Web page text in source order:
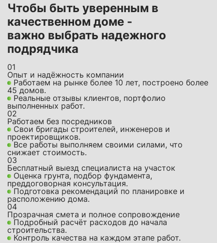
Чтобы быть уверенным в
качественном доме -
важно выбрать надежного
подрядчика
01
Опыт и надёжность компании
Работаем на рынке более 10 лет, построено более
45 домов.
Реальные отзывы клиентов, портфолио
выполненных работ.
02
Работаем без посредников
Свои бригады строителей, инженеров и
проектировщиков.
Все работы выполняем своими силами, что
снижает стоимость.
03
Бесплатный выезд специалиста на участок
Оценка грунта, подбор фундамента,
преддоговорная консультация.
Подготовка рекомендаций по планировке и
расположению дома.
04
Прозрачная смета и полное сопровождение
Подробный расчёт расходов до начала
строительства.
Контроль качества на каждом этапе работ.